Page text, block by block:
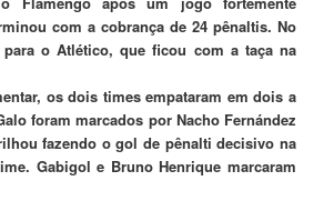
com a cobrança de 24 pênaltis. No
o Atlético, que ficou com a taça na
os dois times empataram em dois a
foram marcados por Nacho Fernández
fazendo o gol de pênalti decisivo na
Gabigol e Bruno Henrique marcaram